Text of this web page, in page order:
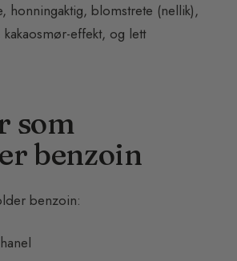
honningaktig, blomstrete (nellik),
effekt, og lett
som
benzoin
benzoin: